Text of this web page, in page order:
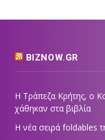
BIZNOW.GR
Η Τράπεζα Κρήτης, ο
χάθηκαν στα βιβλία
Η νέα σειρά foldables